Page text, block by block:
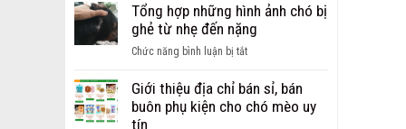
Tổng hợp những hình ảnh chó bị
ghẻ từ nhẹ đến nặng
Chức năng bình luận bị tắtở
hợp
những
Giới thiệu địa chỉ bán sỉ, bán
buôn phụ kiện cho chó mèo uy
tín